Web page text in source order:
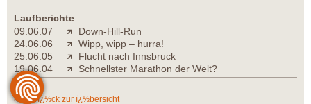
Laufberichte
09.06.07
Down-Hill-Run
24.06.06
Wipp, wipp – hurra!
25.06.05
Flucht nach Innsbruck
19.06.04
Schnellster Marathon der Welt?
zurï¿½ck zur ï¿½bersicht